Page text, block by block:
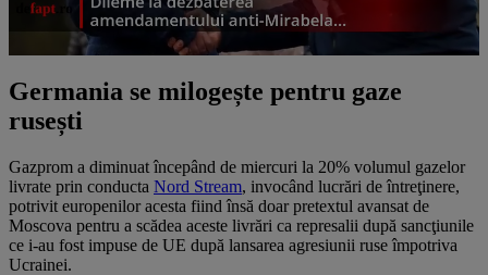
Germania se milogește pentru gaze
rusești
Gazprom a diminuat începând de miercuri la 20% volumul gazelor
livrate prin conducta Nord Stream, invocând lucrări de întreţinere,
potrivit europenilor acesta fiind însă doar pretextul avansat de
Moscova pentru a scădea aceste livrări ca represalii după sancţiunile
ce i-au fost impuse de UE după lansarea agresiunii ruse împotriva
Ucrainei.